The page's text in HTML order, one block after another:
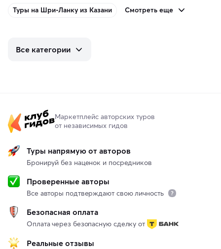
Туры на Шри-Ланку из Казани Смотреть еще
Все категории
Маркетплейс авторских туров
от независимых гидов
Туры напрямую от авторов
Бронируй без наценок и посредников
Проверенные авторы
Все авторы подтверждают свою личность
Безопасная оплата
Оплата через безопасную сделку от
Реальные отзывы